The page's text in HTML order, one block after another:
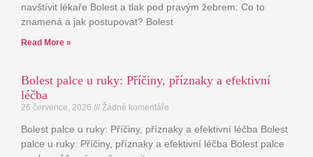
navštívit lékaře Bolest a tlak pod pravým žebrem: Co to
znamená a jak postupovat? Bolest
Read More »
Bolest palce u ruky: Příčiny, příznaky a efektivní
léčba
26 července, 2026 Žádné komentáře
Bolest palce u ruky: Příčiny, příznaky a efektivní léčba Bolest
palce u ruky: Příčiny, příznaky a efektivní léčba Bolest palce